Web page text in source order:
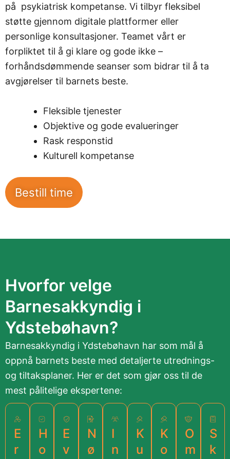
på psykiatrisk kompetanse. Vi tilbyr fleksibel
støtte gjennom digitale plattformer eller
personlige konsultasjoner. Teamet vårt er
forpliktet til å gi klare og gode ikke –
forhåndsdømmende seanser som bidrar til å ta
avgjørelser til barnets beste.
Fleksible tjenester
Objektive og gode evalueringer
Rask responstid
Kulturell kompetanse
Bestill time
Hvorfor velge
Barnesakkyndig i
Ydstebøhavn?
Barnesakkyndig i Ydstebøhavn har som mål å
oppnå barnets beste med detaljerte utrednings-
og tiltaksplaner. Her er det som gjør oss til de
mest pålitelige ekspertene:
E
r
H
o
E
v
N
ø
I
n
K
u
K
o
O
m
S
k